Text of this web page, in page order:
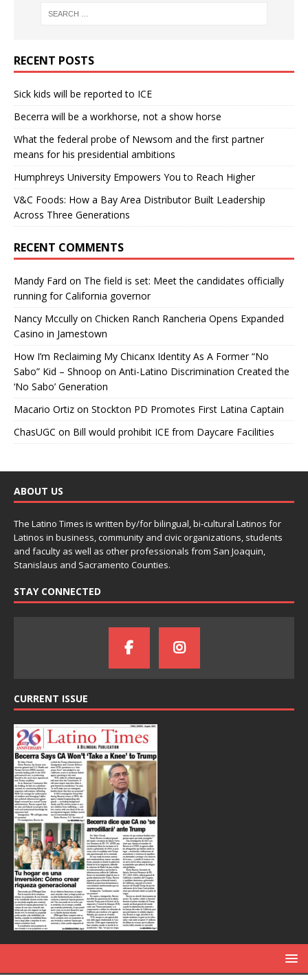
RECENT POSTS
Sick kids will be reported to ICE
Becerra will be a workhorse, not a show horse
What the federal probe of Newsom and the first partner
means for his presidential ambitions
Humphreys University Empowers You to Reach Higher
V&C Foods: How a Bay Area Distributor Built Leadership
Across Three Generations
RECENT COMMENTS
Mandy Fard on The field is set: Meet the candidates officially
running for California governor
Nancy Mccully on Chicken Ranch Rancheria Opens Expanded
Casino in Jamestown
How I’m Reclaiming My Chicanx Identity As A Former “No
Sabo” Kid – Shnoop on Anti-Latino Discrimination Created the
‘No Sabo’ Generation
Macario Ortiz on Stockton PD Promotes First Latina Captain
ChasUGC on Bill would prohibit ICE from Daycare Facilities
ABOUT US
The Latino Times is written by/for bilingual, bi-cultural Latinos for
Latinos in business, community and civic organizations, students
and faculty as well as other professionals from San Joaquin,
Stanislaus and Sacramento Counties.
STAY CONNECTED
CURRENT ISSUE